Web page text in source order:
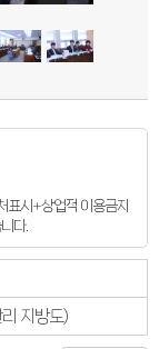
표시+상업적 이용금지
다.
지방도)